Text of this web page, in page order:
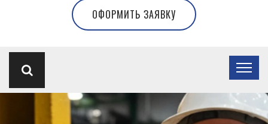
ОФОРМИТЬ ЗАЯВКУ